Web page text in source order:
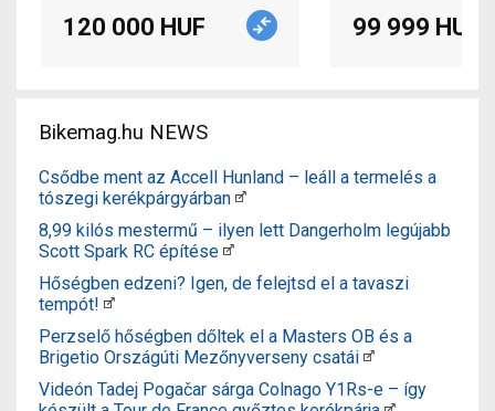
120 000 HUF 99 999 HUF
Bikemag.hu NEWS
Csődbe ment az Accell Hunland – leáll a termelés a
tószegi kerékpárgyárban
8,99 kilós mestermű – ilyen lett Dangerholm legújabb
Scott Spark RC építése
Hőségben edzeni? Igen, de felejtsd el a tavaszi
tempót!
Perzselő hőségben dőltek el a Masters OB és a
Brigetio Országúti Mezőnyverseny csatái
Videón Tadej Pogačar sárga Colnago Y1Rs-e – így